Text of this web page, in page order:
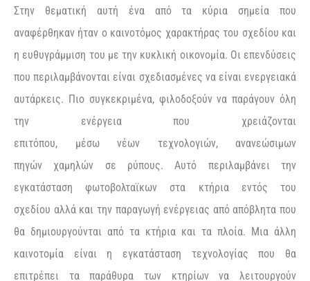
Στην θεματική αυτή ένα από τα κύρια σημεία που
αναφέρθηκαν ήταν ο καινοτόμος χαρακτήρας του σχεδίου και
η ευθυγράμμιση του με την κυκλική οικονομία. Οι επενδύσεις
που περιλαμβάνονται είναι σχεδιασμένες να είναι ενεργειακά
αυτάρκεις. Πιο συγκεκριμένα, φιλοδοξούν να παράγουν όλη
την ενέργεια που χρειάζονται
επιτόπου, μέσω νέων τεχνολογιών, ανανεώσιμων
πηγών χαμηλών σε ρύπους. Αυτό περιλαμβάνει την
εγκατάσταση φωτοβολταϊκων στα κτήρια εντός του
σχεδίου αλλά και την παραγωγή ενέργειας από απόβλητα που
θα δημιουργούνται από τα κτήρια και τα πλοία. Μια άλλη
καινοτομία είναι η εγκατάσταση τεχνολογίας που θα
επιτρέπει τα παράθυρα των κτηρίων να λειτουργούν